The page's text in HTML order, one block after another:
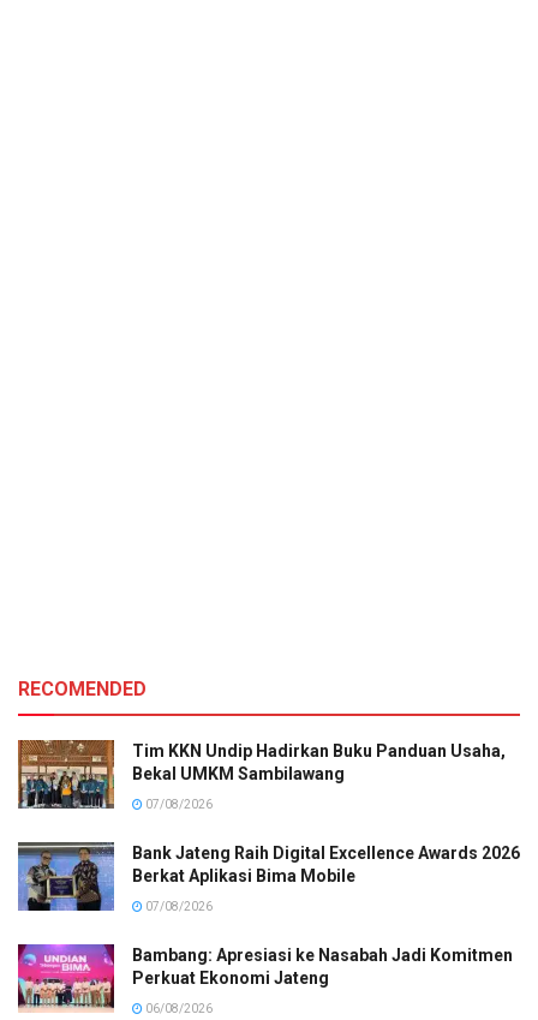
RECOMENDED
Tim KKN Undip Hadirkan Buku Panduan Usaha,
Bekal UMKM Sambilawang
07/08/2026
Bank Jateng Raih Digital Excellence Awards 2026
Berkat Aplikasi Bima Mobile
07/08/2026
Bambang: Apresiasi ke Nasabah Jadi Komitmen
Perkuat Ekonomi Jateng
06/08/2026